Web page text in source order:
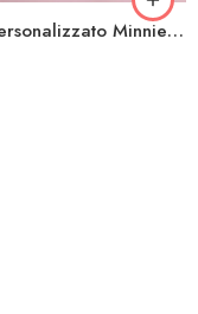
Body personalizzato Minnie a gattoni